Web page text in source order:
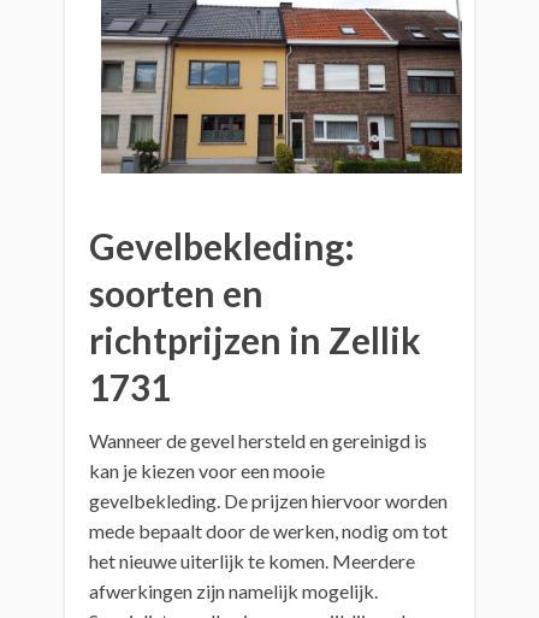
Gevelbekleding:
soorten en
richtprijzen in Zellik
1731
Wanneer de gevel hersteld en gereinigd is
kan je kiezen voor een mooie
gevelbekleding. De prijzen hiervoor worden
mede bepaalt door de werken, nodig om tot
het nieuwe uiterlijk te komen. Meerdere
afwerkingen zijn namelijk mogelijk.